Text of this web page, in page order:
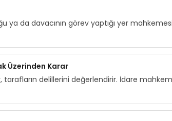
da davacının görev yaptığı yer
Üzerinden Karar
delillerini değerlendirir. İdare